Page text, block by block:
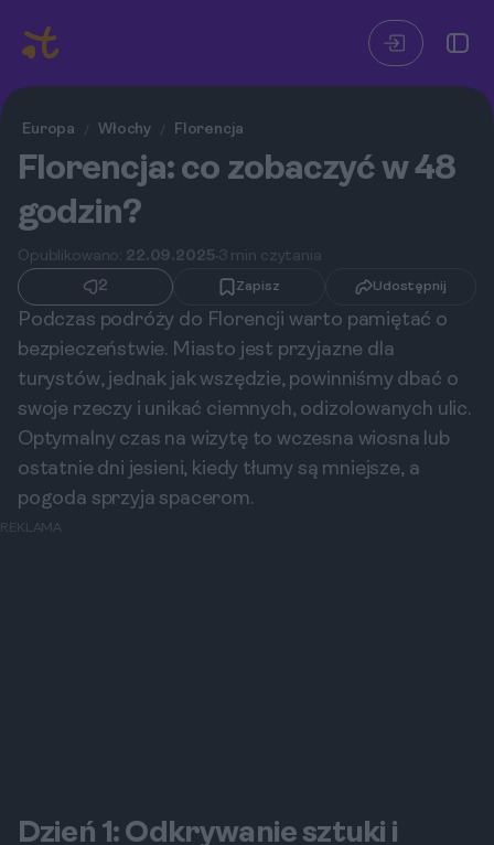
Europa / Włochy / Florencja
Florencja: co zobaczyć w 48
godzin?
Opublikowano: 22.09.2025 3 min czytania
2
Zapisz Udostępnij
Podczas podróży do Florencji warto pamiętać o
bezpieczeństwie. Miasto jest przyjazne dla
turystów, jednak jak wszędzie, powinniśmy dbać o
swoje rzeczy i unikać ciemnych, odizolowanych ulic.
Optymalny czas na wizytę to wczesna wiosna lub
ostatnie dni jesieni, kiedy tłumy są mniejsze, a
pogoda sprzyja spacerom.
REKLAMA
Dzień 1: Odkrywanie sztuki i